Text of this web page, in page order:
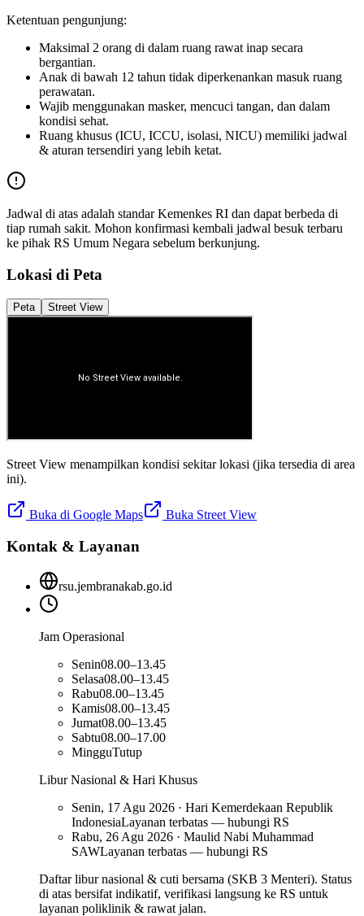
Ketentuan pengunjung:
Maksimal 2 orang di dalam ruang rawat inap secara
bergantian.
Anak di bawah 12 tahun tidak diperkenankan masuk ruang
perawatan.
Wajib menggunakan masker, mencuci tangan, dan dalam
kondisi sehat.
Ruang khusus (ICU, ICCU, isolasi, NICU) memiliki jadwal
& aturan tersendiri yang lebih ketat.
Jadwal di atas adalah standar Kemenkes RI dan dapat berbeda di
tiap rumah sakit. Mohon konfirmasi kembali jadwal besuk terbaru
ke pihak RS Umum Negara sebelum berkunjung.
Lokasi di Peta
Peta Street View
Street View menampilkan kondisi sekitar lokasi (jika tersedia di area
ini).
Buka di Google Maps Buka Street View
Kontak & Layanan
rsu.jembranakab.go.id
Jam Operasional
Senin08.00–13.45
Selasa08.00–13.45
Rabu08.00–13.45
Kamis08.00–13.45
Jumat08.00–13.45
Sabtu08.00–17.00
MingguTutup
Libur Nasional & Hari Khusus
Senin, 17 Agu 2026 · Hari Kemerdekaan Republik
IndonesiaLayanan terbatas — hubungi RS
Rabu, 26 Agu 2026 · Maulid Nabi Muhammad
SAWLayanan terbatas — hubungi RS
Daftar libur nasional & cuti bersama (SKB 3 Menteri). Status
di atas bersifat indikatif, verifikasi langsung ke RS untuk
layanan poliklinik & rawat jalan.